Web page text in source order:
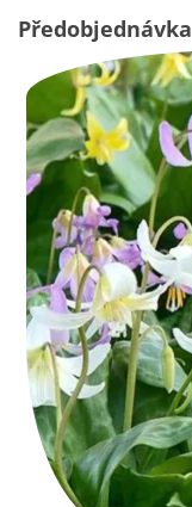
Předobjednávka